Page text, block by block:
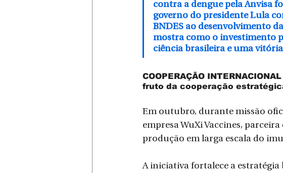
contra a dengue pela Anvisa
governo do presidente Lula
BNDES ao desenvolvimento
mostra como o investimento
ciência brasileira e uma
COOPERAÇÃO
fruto da cooperação
Em outubro, durante missão
empresa WuXi Vaccines,
produção em larga escala do
A iniciativa fortalece a